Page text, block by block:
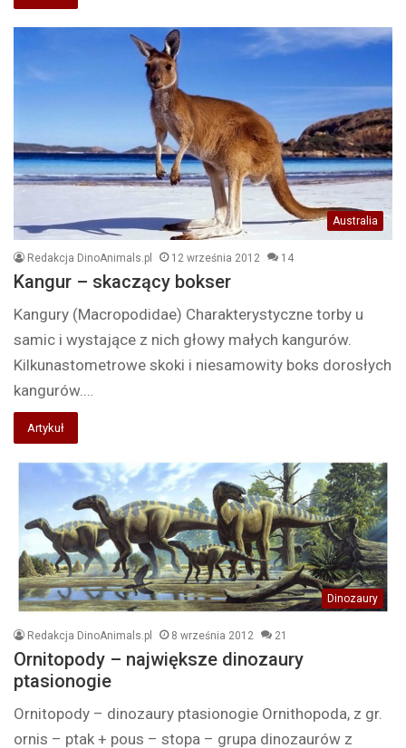
Australia
Redakcja DinoAnimals.pl 12 września 2012 14
Kangur – skaczący bokser
Kangury (Macropodidae) Charakterystyczne torby u
samic i wystające z nich głowy małych kangurów.
Kilkunastometrowe skoki i niesamowity boks dorosłych
kangurów.…
Artykuł
Dinozaury
Redakcja DinoAnimals.pl 8 września 2012 21
Ornitopody – największe dinozaury
ptasionogie
Ornitopody – dinozaury ptasionogie Ornithopoda, z gr.
ornis – ptak + pous – stopa – grupa dinozaurów z